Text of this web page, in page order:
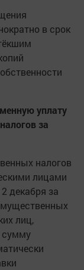
в срок
уплату
за
налогов
лицами
декабря за
лиц,
сумму